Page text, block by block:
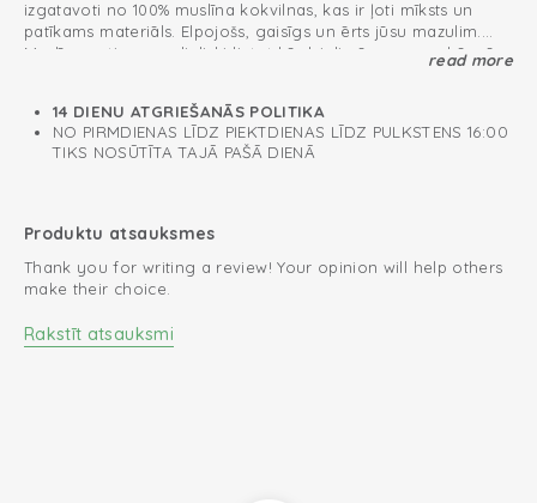
izgatavoti no 100% muslīna kokvilnas, kas ir ļoti mīksts un
patīkams materiāls. Elpojošs, gaisīgs un ērts jūsu mazulim.
Muslīna autiņus var lieliski lietot kā dvieli pēc vannas, kā arī
segu vai kā segu gultiņā, šupulītī, ratiņos vai ceļojumu
gultiņā.
Šim muslīna autiņam ir dekoratīva apdare. Jauki kombinēt ar
Oeko-Tex sertificētas: nesatur kaitīgas vielas
read more
14 DIENU ATGRIEŠANĀS POLITIKA
NO PIRMDIENAS LĪDZ PIEKTDIENAS LĪDZ PULKSTENS 16:00
TIKS NOSŪTĪTA TAJĀ PAŠĀ DIENĀ
Produktu atsauksmes
Thank you for writing a review! Your opinion will help others
make their choice.
Rakstīt atsauksmi